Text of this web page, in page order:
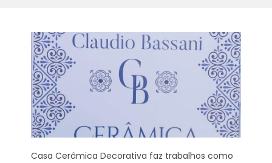
Casa Cerâmica Decorativa faz trabalhos como